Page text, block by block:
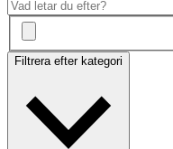
Filtrera efter kategori